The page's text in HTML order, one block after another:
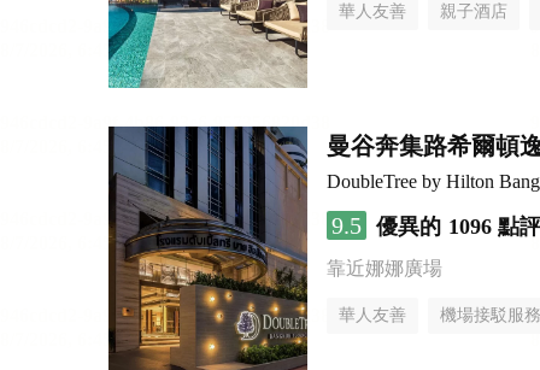
華人友善 親子酒店
曼谷奔集路希爾頓
DoubleTree by Hilton
9.5 優異的 1096 點評
靠近娜娜廣場
華人友善 機場接駁服務